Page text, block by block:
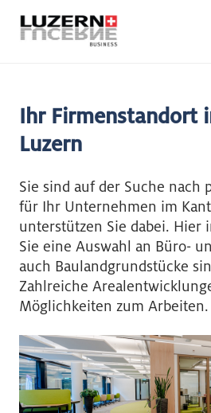
Ihr Firmenstandort
Luzern
Sie sind auf der Suche nach
für Ihr Unternehmen im
unterstützen Sie dabei. Hier
Sie eine Auswahl an Büro-
auch Baulandgrundstücke
Zahlreiche
Möglichkeiten zum Arbeiten.